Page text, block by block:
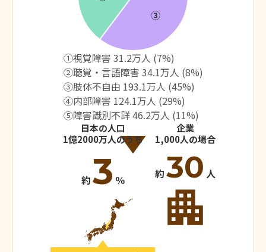
①視覚障害 31.2万人 (7%)
②聴覚・言語障害 34.1万人 (8%)
③肢体不自由 193.1万人 (45%)
④内部障害 124.1万人 (29%)
⑤障害識別不詳 46.2万人 (11%)
日本の人口
1億2000万人のうち
約3 ％
企業
1,000人の場合
約30 人